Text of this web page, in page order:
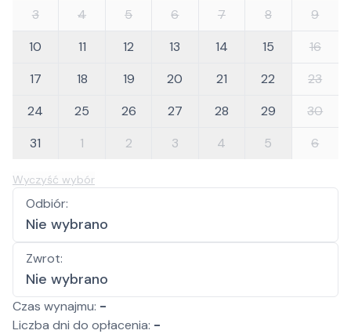
3
4 5 6 7 8
9
10
11 12 13 14 15
16
17
18 19 20 21 22
23
24
25 26 27 28 29
30
31
1 2 3 4 5 6
Wyczyść wybór
Odbiór:
Nie wybrano
Zwrot:
Nie wybrano
Czas wynajmu: -
Liczba dni do opłacenia: -